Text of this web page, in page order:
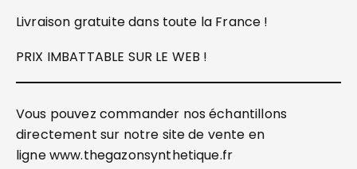
Livraison gratuite dans toute la France !
PRIX IMBATTABLE SUR LE WEB !
Vous pouvez commander nos échantillons
directement sur notre site de vente en
ligne www.thegazonsynthetique.fr